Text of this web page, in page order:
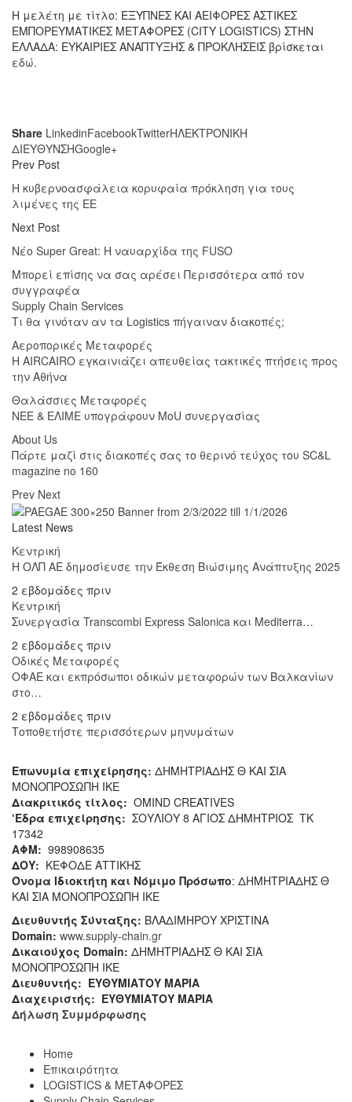
Η μελέτη με τίτλο: ΕΞΥΠΝΕΣ ΚΑΙ ΑΕΙΦΟΡΕΣ ΑΣΤΙΚΕΣ
ΕΜΠΟΡΕΥΜΑΤΙΚΕΣ ΜΕΤΑΦΟΡΕΣ (CITY LOGISTICS) ΣΤΗΝ
ΕΛΛΑΔΑ: ΕΥΚΑΙΡΙΕΣ ΑΝΑΠΤΥΞΗΣ & ΠΡΟΚΛΗΣΕΙΣ βρίσκεται
εδώ.
Share LinkedinFacebookTwitterΗΛΕΚΤΡΟΝΙΚΗ
ΔΙΕΥΘΥΝΣΗGoogle+
Prev Post
Η κυβερνοασφάλεια κορυφαία πρόκληση για τους
λιμένες της ΕΕ
Next Post
Νέο Super Great: H ναυαρχίδα της FUSO
Μπορεί επίσης να σας αρέσει Περισσότερα από τον
συγγραφέα
Supply Chain Services
Τι θα γινόταν αν τα Logistics πήγαιναν διακοπές;
Αεροπορικές Μεταφορές
Η AIRCAIRO εγκαινιάζει απευθείας τακτικές πτήσεις προς
την Αθήνα
Θαλάσσιες Μεταφορές
ΝΕΕ & ΕΛΙΜΕ υπογράφουν MoU συνεργασίας
About Us
Πάρτε μαζί στις διακοπές σας το θερινό τεύχος του SC&L
magazine no 160
Prev Next
Latest News
Κεντρική
Η ΟΛΠ ΑΕ δημοσίευσε την Έκθεση Βιώσιμης Ανάπτυξης 2025
2 εβδομάδες πριν
Κεντρική
Συνεργασία Transcombi Express Salonica και Mediterra…
2 εβδομάδες πριν
Οδικές Μεταφορές
ΟΦΑΕ και εκπρόσωποι οδικών μεταφορών των Βαλκανίων
στο…
2 εβδομάδες πριν
Τοποθετήστε περισσότερων μηνυμάτων
Επωνυμία επιχείρησης: ΔΗΜΗΤΡΙΑΔΗΣ Θ ΚΑΙ ΣΙΑ
ΜΟΝΟΠΡΟΣΩΠΗ ΙΚΕ
Διακριτικός τίτλος: ΟΜΙΝD CREATIVES
‘Eδρα επιχείρησης: ΣΟΥΛΙΟΥ 8 ΑΓΙΟΣ ΔΗΜΗΤΡΙΟΣ ΤΚ
17342
ΑΦΜ: 998908635
ΔΟΥ: ΚΕΦΟΔΕ ΑΤΤΙΚΗΣ
Όνομα Ιδιοκτήτη και Νόμιμο Πρόσωπο: ΔΗΜΗΤΡΙΑΔΗΣ Θ
ΚΑΙ ΣΙΑ ΜΟΝΟΠΡΟΣΩΠΗ ΙΚΕ
Διευθυντής Σύνταξης: ΒΛΑΔΙΜΗΡΟΥ ΧΡΙΣΤΙΝΑ
Domain: www.supply-chain.gr
Δικαιούχος Domain: ΔΗΜΗΤΡΙΑΔΗΣ Θ ΚΑΙ ΣΙΑ
ΜΟΝΟΠΡΟΣΩΠΗ ΙΚΕ
Διευθυντής: ΕΥΘΥΜΙΑΤΟΥ ΜΑΡΙΑ
Διαχειριστής: ΕΥΘΥΜΙΑΤΟΥ ΜΑΡΙΑ
Δήλωση Συμμόρφωσης
Home
Επικαιρότητα
LOGISTICS & ΜΕΤΑΦΟΡΕΣ